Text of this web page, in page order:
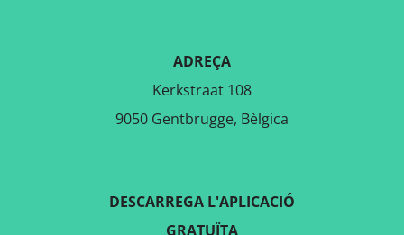
ADREÇA
Kerkstraat 108
9050 Gentbrugge, Bèlgica
DESCARREGA L'APLICACIÓ
GRATUÏTA